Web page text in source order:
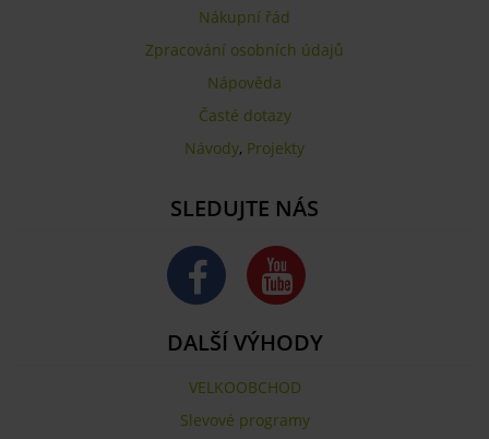
Nákupní řád
Zpracování osobních údajů
Nápověda
Časté dotazy
Návody, Projekty
SLEDUJTE NÁS
DALŠÍ VÝHODY
VELKOOBCHOD
Slevové programy